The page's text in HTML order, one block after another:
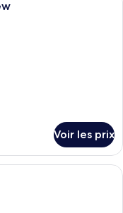
Voir les prix
d’hôtel moderne